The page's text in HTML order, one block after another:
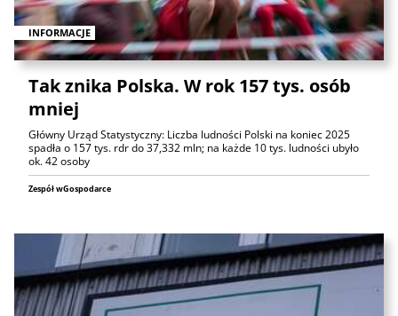
INFORMACJE
Tak znika Polska. W rok 157 tys. osób
mniej
Główny Urząd Statystyczny: Liczba ludności Polski na koniec 2025
spadła o 157 tys. rdr do 37,332 mln; na każde 10 tys. ludności ubyło
ok. 42 osoby
Zespół wGospodarce